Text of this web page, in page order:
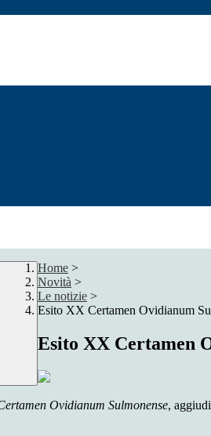
Home >
Novità >
Le notizie >
Esito XX Certamen Ovidianum
Esito XX Certamen
Ovidianum Sulmonense,